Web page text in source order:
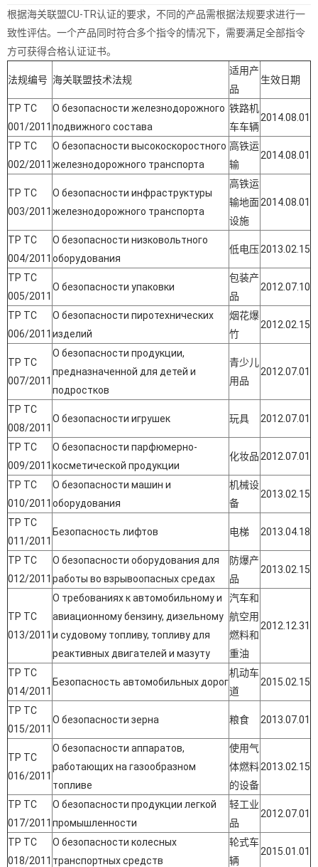
根据海关联盟CU-TR认证的要求，不同的产品需根据法规要求进行一
致性评估。一个产品同时符合多个指令的情况下，需要满足全部指令
方可获得合格认证证书。
法规编号 海关联盟技术法规
适用产
品
生效日期
ТР ТС
001/2011
О безопасности железнодорожного
подвижного состава
铁路机
车车辆
2014.08.01
ТР ТС
002/2011
О безопасности высокоскоростного
железнодорожного транспорта
高铁运
输
2014.08.01
ТР ТС
003/2011
О безопасности инфраструктуры
железнодорожного транспорта
高铁运
输地面
设施
2014.08.01
ТР ТС
004/2011
О безопасности низковольтного
оборудования
低电压2013.02.15
ТР ТС
005/2011
О безопасности упаковки
包装产
品
2012.07.10
ТР ТС
006/2011
О безопасности пиротехнических
изделий
烟花爆
竹
2012.02.15
ТР ТС
007/2011
О безопасности продукции,
предназначенной для детей и
подростков
青少儿
用品
2012.07.01
ТР ТС
008/2011
О безопасности игрушек 玩具 2012.07.01
ТР ТС
009/2011
О безопасности парфюмерно-
косметической продукции
化妆品 2012.07.01
ТР ТС
010/2011
О безопасности машин и
оборудования
机械设
备
2013.02.15
ТР ТС
011/2011
Безопасность лифтов 电梯 2013.04.18
ТР ТС
012/2011
О безопасности оборудования для
работы во взрывоопасных средах
防爆产
品
2013.02.15
ТР ТС
013/2011
О требованиях к автомобильному и
авиационному бензину, дизельному
и судовому топливу, топливу для
реактивных двигателей и мазуту
汽车和
航空用
燃料和
重油
2012.12.31
ТР ТС
014/2011
Безопасность автомобильных дорог
机动车
道
2015.02.15
ТР ТС
015/2011
О безопасности зерна 粮食 2013.07.01
ТР ТС
016/2011
О безопасности аппаратов,
работающих на газообразном
топливе
使用气
体燃料
的设备
2013.02.15
ТР ТС
017/2011
О безопасности продукции легкой
промышленности
轻工业
品
2012.07.01
ТР ТС
018/2011
О безопасности колесных
транспортных средств
轮式车
辆
2015.01.01